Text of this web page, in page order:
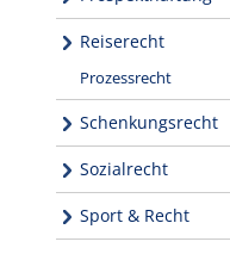
Reiserecht
Prozessrecht
Schenkungsrecht
Sozialrecht
Sport & Recht